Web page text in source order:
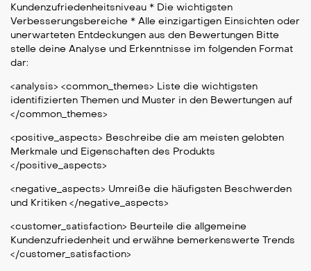
Kundenzufriedenheitsniveau * Die wichtigsten
Verbesserungsbereiche * Alle einzigartigen Einsichten oder
unerwarteten Entdeckungen aus den Bewertungen Bitte
stelle deine Analyse und Erkenntnisse im folgenden Format
dar:
<analysis> <common_themes> Liste die wichtigsten
identifizierten Themen und Muster in den Bewertungen auf
</common_themes>
<positive_aspects> Beschreibe die am meisten gelobten
Merkmale und Eigenschaften des Produkts
</positive_aspects>
<negative_aspects> Umreiße die häufigsten Beschwerden
und Kritiken </negative_aspects>
<customer_satisfaction> Beurteile die allgemeine
Kundenzufriedenheit und erwähne bemerkenswerte Trends
</customer_satisfaction>